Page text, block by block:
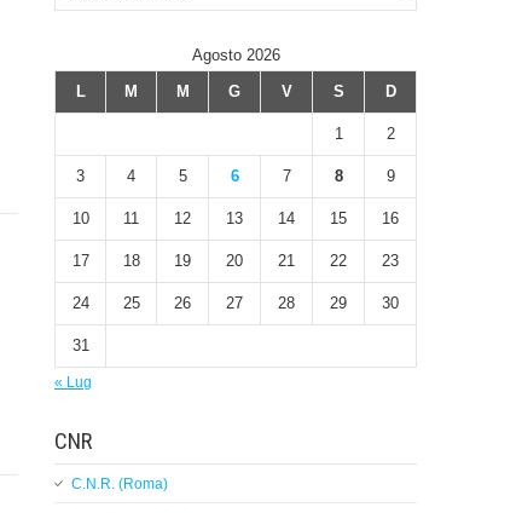
Agosto 2026
L
M M G V S D
1 2
3 4 5 6 7 8 9
10 11 12 13 14 15 16
17 18 19 20 21 22 23
24 25 26 27 28 29 30
31
« Lug
CNR
C.N.R. (Roma)